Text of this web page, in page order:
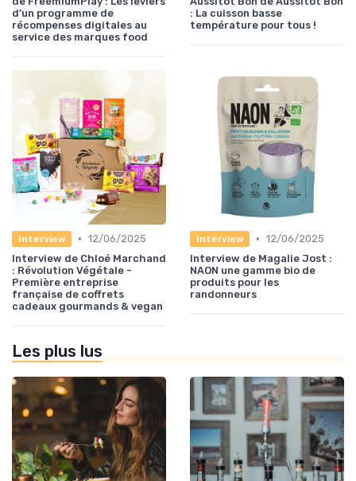
d’un programme de
récompenses digitales au
service des marques food
: La cuisson basse
température pour tous !
Interview • 12/06/2025
Interview de Chloé Marchand
: Révolution Végétale -
Première entreprise
française de coffrets
cadeaux gourmands & vegan
Interview • 12/06/2025
Interview de Magalie Jost :
NAON une gamme bio de
produits pour les
randonneurs
Les plus lus